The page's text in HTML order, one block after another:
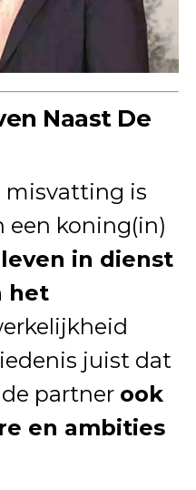
Naast De
misvatting is
een koning(in)
in dienst
het
juist dat
partner ook
en ambities